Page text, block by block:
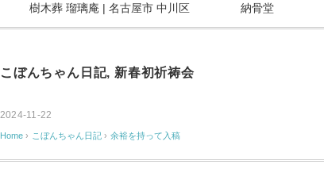
樹木葬 瑠璃庵 | 名古屋市 中川区 納骨堂
こぼんちゃん日記, 新春初祈祷会
2024-11-22
Home › こぼんちゃん日記 › 余裕を持って入稿